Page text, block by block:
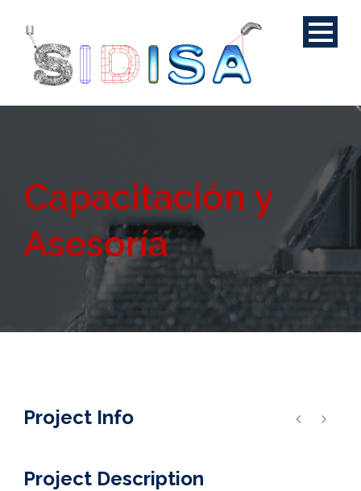
Capacitación y
Asesoría
Project Info
Project Description